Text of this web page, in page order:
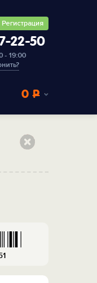
Регистрация
22-50
- 19:00
0 Р